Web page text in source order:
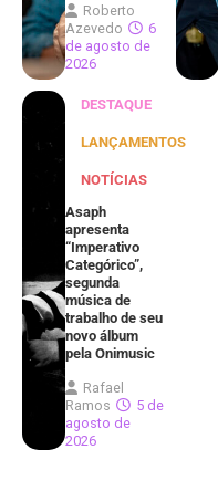
Roberto
Azevedo
6
de agosto de
2026
DESTAQUE
LANÇAMENTOS
NOTÍCIAS
Asaph
apresenta
“Imperativo
Categórico”,
segunda
música de
trabalho de seu
novo álbum
pela Onimusic
Rafael
Ramos
5 de
agosto de
2026